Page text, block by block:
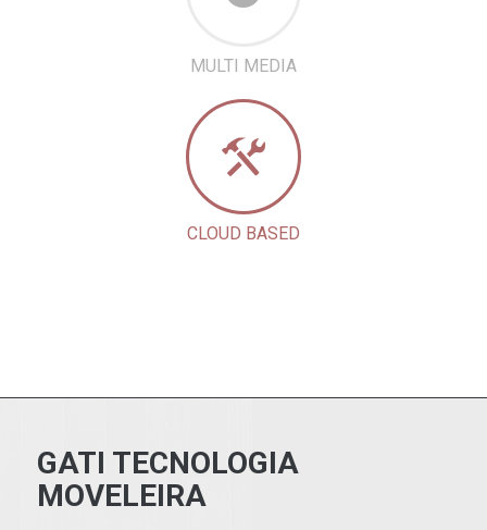
MULTI MEDIA
CLOUD BASED
GATI TECNOLOGIA
MOVELEIRA